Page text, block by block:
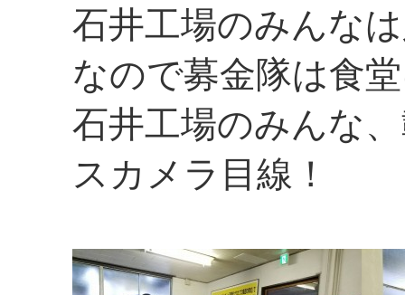
石井工場のみんな
なので募金隊は食
石井工場のみんな
スカメラ目線！